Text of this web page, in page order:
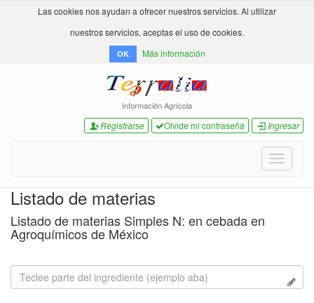
Las cookies nos ayudan a ofrecer nuestros servicios. Al utilizar
nuestros servicios, aceptas el uso de cookies.
OK Más información
Información Agrícola
Registrarse Olvide mi contraseña Ingresar
Toggle
Listado de materias
Listado de materias Simples N: en cebada en
Agroquímicos de México